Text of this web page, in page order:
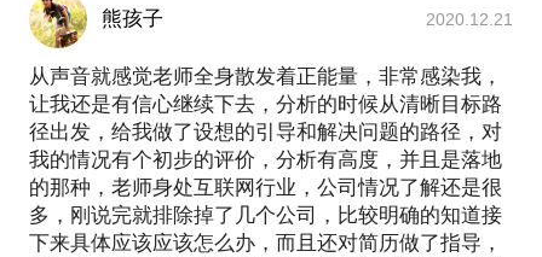
熊孩子 2020.12.21
从声音就感觉老师全身散发着正能量，非常感染我，
让我还是有信心继续下去，分析的时候从清晰目标路
径出发，给我做了设想的引导和解决问题的路径，对
我的情况有个初步的评价，分析有高度，并且是落地
的那种，老师身处互联网行业，公司情况了解还是很
多，刚说完就排除掉了几个公司，比较明确的知道接
下来具体应该应该怎么办，而且还对简历做了指导，